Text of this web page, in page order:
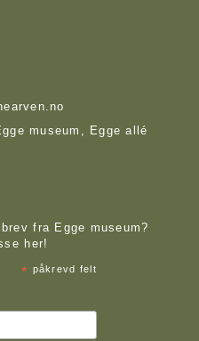
museum, Egge allé
fra Egge museum?
her!
* påkrevd felt